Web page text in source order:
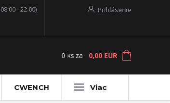
Prihlásenie
- 22.00)
0 ks za 0,00 EUR
CWENCH Viac